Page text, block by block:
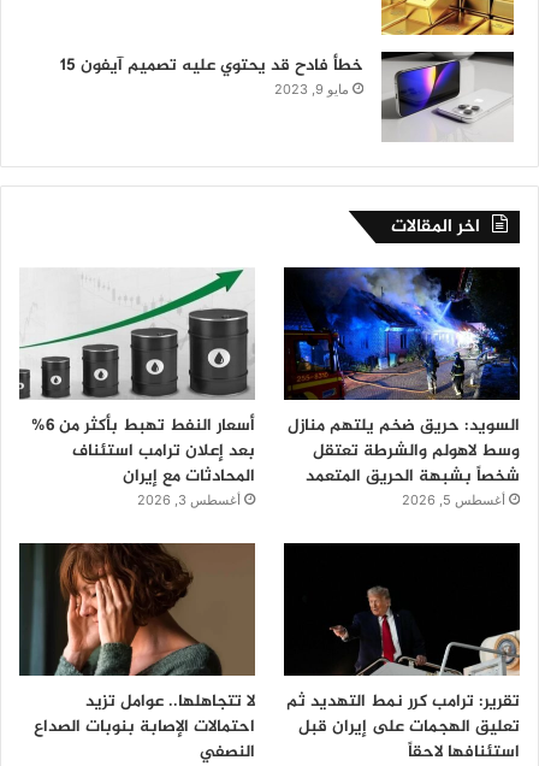
خطأ فادح قد يحتوي عليه تصميم آيفون 15
مايو 9, 2023
اخر المقالات
السويد: حريق ضخم يلتهم منازل
وسط لاهولم والشرطة تعتقل
شخصاً بشبهة الحريق المتعمد
أغسطس 5, 2026
أسعار النفط تهبط بأكثر من 6%
بعد إعلان ترامب استئناف
المحادثات مع إيران
أغسطس 3, 2026
تقرير: ترامب كرر نمط التهديد ثم
تعليق الهجمات على إيران قبل
استئنافها لاحقاً
لا تتجاهلها.. عوامل تزيد
احتمالات الإصابة بنوبات الصداع
النصفي